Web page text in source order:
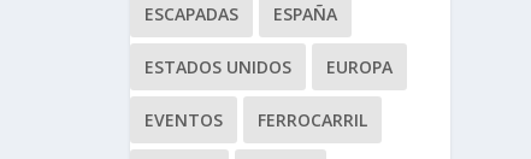
ESCAPADAS ESPAÑA
ESTADOS UNIDOS EUROPA
EVENTOS FERROCARRIL